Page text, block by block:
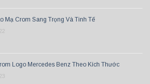
Mạ Crom Sang Trọng Và Tinh Tế
Logo Mercedes Benz Theo Kích Thước